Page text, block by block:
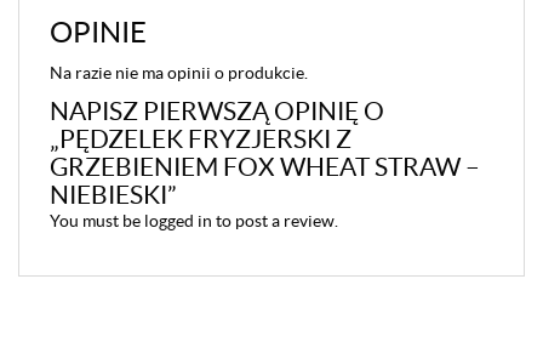
OPINIE
Na razie nie ma opinii o produkcie.
NAPISZ PIERWSZĄ OPINIĘ O
„PĘDZELEK FRYZJERSKI Z
GRZEBIENIEM FOX WHEAT STRAW –
NIEBIESKI”
You must be logged in to post a review.